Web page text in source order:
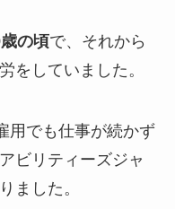
の頃で、それから
をしていました。
用でも仕事が続かず
ビリティーズジャ
ました。